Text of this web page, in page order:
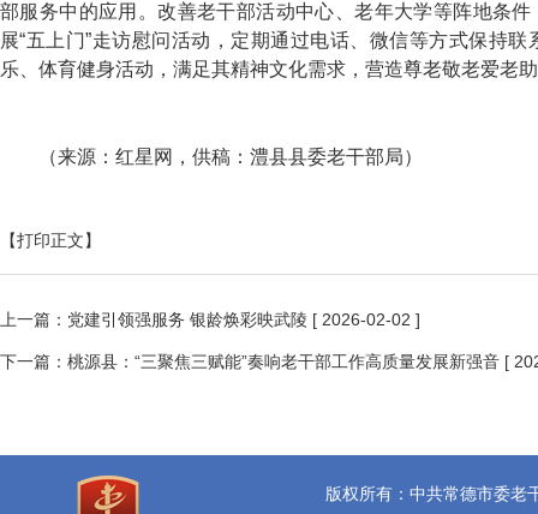
部服务中的应用。改善老干部活动中心、老年大学等阵地条
展“五上门”走访慰问活动，定期通过电话、微信等方式保持
乐、体育健身活动，满足其精神文化需求，营造尊老敬老爱老
（来源：红星网，供稿：澧县县委老干部局）
【打印正文】
上一篇： 党建引领强服务 银龄焕彩映武陵 [ 2026-02-02 ]
下一篇： 桃源县：“三聚焦三赋能”奏响老干部工作高质量发展新强音 [
版权所有：中共常德市委老